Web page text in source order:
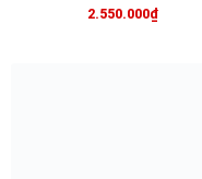
2.550.000₫